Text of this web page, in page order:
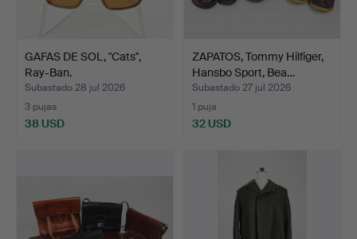
GAFAS DE SOL, "Cats",
Ray-Ban.
Subastado 28 jul 2026
3 pujas
38 USD
ZAPATOS, Tommy Hilfiger,
Hansbo Sport, Bea…
Subastado 27 jul 2026
1 puja
32 USD